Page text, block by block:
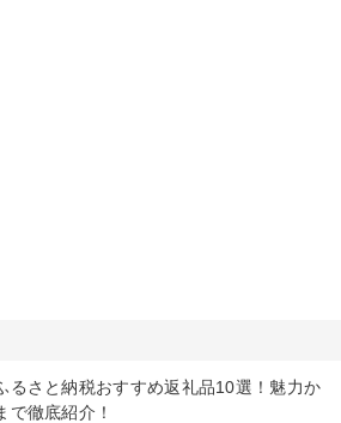
るさと納税おすすめ返礼品10選！魅力か
で徹底紹介！